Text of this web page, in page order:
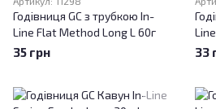
Годівниця GC з трубкою In-
Line Flat Method Long L 60г
35 грн 33